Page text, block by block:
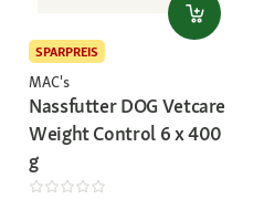
SPARPREIS
MAC's
Nassfutter DOG Vetcare
Weight Control 6 x 400
g